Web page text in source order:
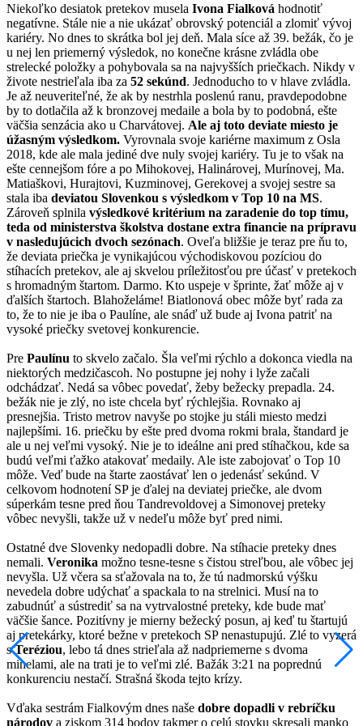
Niekoľko desiatok pretekov musela Ivona Fialková hodnotiť
negatívne. Stále nie a nie ukázať obrovský potenciál a zlomiť vývoj
kariéry. No dnes to skrátka bol jej deň. Mala síce až 39. bežák, čo je
u nej len priemerný výsledok, no konečne krásne zvládla obe
strelecké položky a pohybovala sa na najvyšších priečkach. Nikdy v
živote nestrieľala iba za 52 sekúnd. Jednoducho to v hlave zvládla.
Je až neuveriteľné, že ak by nestrhla poslenú ranu, pravdepodobne
by to dotlačila až k bronzovej medaile a bola by to podobná, ešte
väčšia senzácia ako u Charvátovej. Ale aj toto deviate miesto je
úžasným výsledkom. Vyrovnala svoje kariérne maximum z Osla
2018, kde ale mala jediné dve nuly svojej kariéry. Tu je to však na
ešte cennejšom fóre a po Mihokovej, Halinárovej, Murínovej, Ma.
Matiaškovi, Hurajtovi, Kuzminovej, Gerekovej a svojej sestre sa
stala iba deviatou Slovenkou s výsledkom v Top 10 na MS.
Zároveň splnila výsledkové kritérium na zaradenie do top tímu,
teda od ministerstva školstva dostane extra financie na prípravu
v nasledujúcich dvoch sezónach. Oveľa bližšie je teraz pre ňu to,
že deviata priečka je vynikajúcou východiskovou pozíciou do
stíhacích pretekov, ale aj skvelou príležitosťou pre účasť v pretekoch
s hromadným štartom. Darmo. Kto uspeje v šprinte, žať môže aj v
ďalších štartoch. Blahoželáme! Biatlonová obec môže byť rada za
to, že to nie je iba o Paulíne, ale snáď už bude aj Ivona patriť na
vysoké priečky svetovej konkurencie.
Pre Paulínu to skvelo začalo. Šla veľmi rýchlo a dokonca viedla na
niektorých medzičascoh. No postupne jej nohy i lyže začali
odchádzať. Nedá sa vôbec povedať, žeby bežecky prepadla. 24.
bežák nie je zlý, no iste chcela byť rýchlejšia. Rovnako aj
presnejšia. Tristo metrov navyše po stojke ju stáli miesto medzi
najlepšími. 16. priečku by ešte pred dvoma rokmi brala, štandard je
ale u nej veľmi vysoký. Nie je to ideálne ani pred stíhačkou, kde sa
budú veľmi ťažko atakovať medaily. Ale iste zabojovať o Top 10
môže. Veď bude na štarte zaostávať len o jedenásť sekúnd. V
celkovom hodnotení SP je ďalej na deviatej priečke, ale dvom
súperkám tesne pred ňou Tandrevoldovej a Simonovej preteky
vôbec nevyšli, takže už v nedeľu môže byť pred nimi.
Ostatné dve Slovenky nedopadli dobre. Na stíhacie preteky dnes
nemali. Veronika možno tesne-tesne s čistou streľbou, ale vôbec jej
nevyšla. Už včera sa sťažovala na to, že tú nadmorskú výšku
nevedela dobre udýchať a spackala to na strelnici. Musí na to
zabudnúť a sústrediť sa na vytrvalostné preteky, kde bude mať
väčšie šance. Pozitívny je mierny bežecký posun, aj keď tu štartujú
aj pretekárky, ktoré bežne v pretekoch SP nenastupujú. Zlé to vyzerá
sTeréziou, lebo tá dnes strieľala až nadpriemerne s dvoma
minelami, ale na trati je to veľmi zlé. Bažák 3:21 na poprednú
konkurenciu nestačí. Strašná škoda tejto krízy.
Vďaka sestrám Fialkovým dnes naše dobre dopadli v rebríčku
národov a ziskom 314 bodov takmer o celú stovku skresali manko